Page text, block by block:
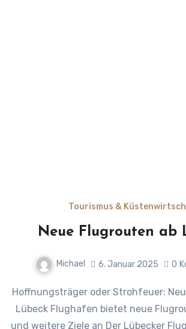
Tourismus &
Neue Flugrouten ab
Michael 6. Januar 2025 0
Hoffnungsträger oder Strohfeuer: Neue Flugrouten ab
Lübeck Flughafen bietet neue
und weitere Ziele an Der Lübecker